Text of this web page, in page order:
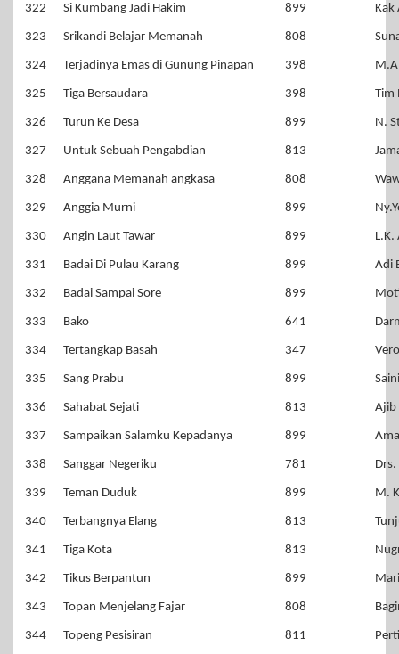
322 Si Kumbang Jadi Hakim 899 Kak
323 Srikandi Belajar Memanah 808
324 Terjadinya Emas di Gunung Pinapan 398
325 Tiga Bersaudara 398 Tim
326 Turun Ke Desa 899 N.
327 Untuk Sebuah Pengabdian 813
328 Anggana Memanah angkasa 808
329 Anggia Murni 899
330 Angin Laut Tawar 899 L.K.
331 Badai Di Pulau Karang 899 Adi
332 Badai Sampai Sore 899
333 Bako 641
334 Tertangkap Basah 347
335 Sang Prabu 899
336 Sahabat Sejati 813 Ajib
337 Sampaikan Salamku Kepadanya 899
338 Sanggar Negeriku 781
339 Teman Duduk 899 M.
340 Terbangnya Elang 813
341 Tiga Kota 813
342 Tikus Berpantun 899
343 Topan Menjelang Fajar 808
344 Topeng Pesisiran 811